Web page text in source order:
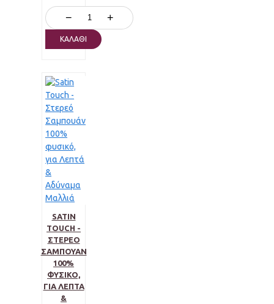
− +
ΚΑΛΆΘΙ
SATIN
TOUCH -
ΣΤΕΡΕΌ
ΣΑΜΠΟΥΆΝ
100%
ΦΥΣΙΚΌ,
ΓΙΑ ΛΕΠΤΆ
&